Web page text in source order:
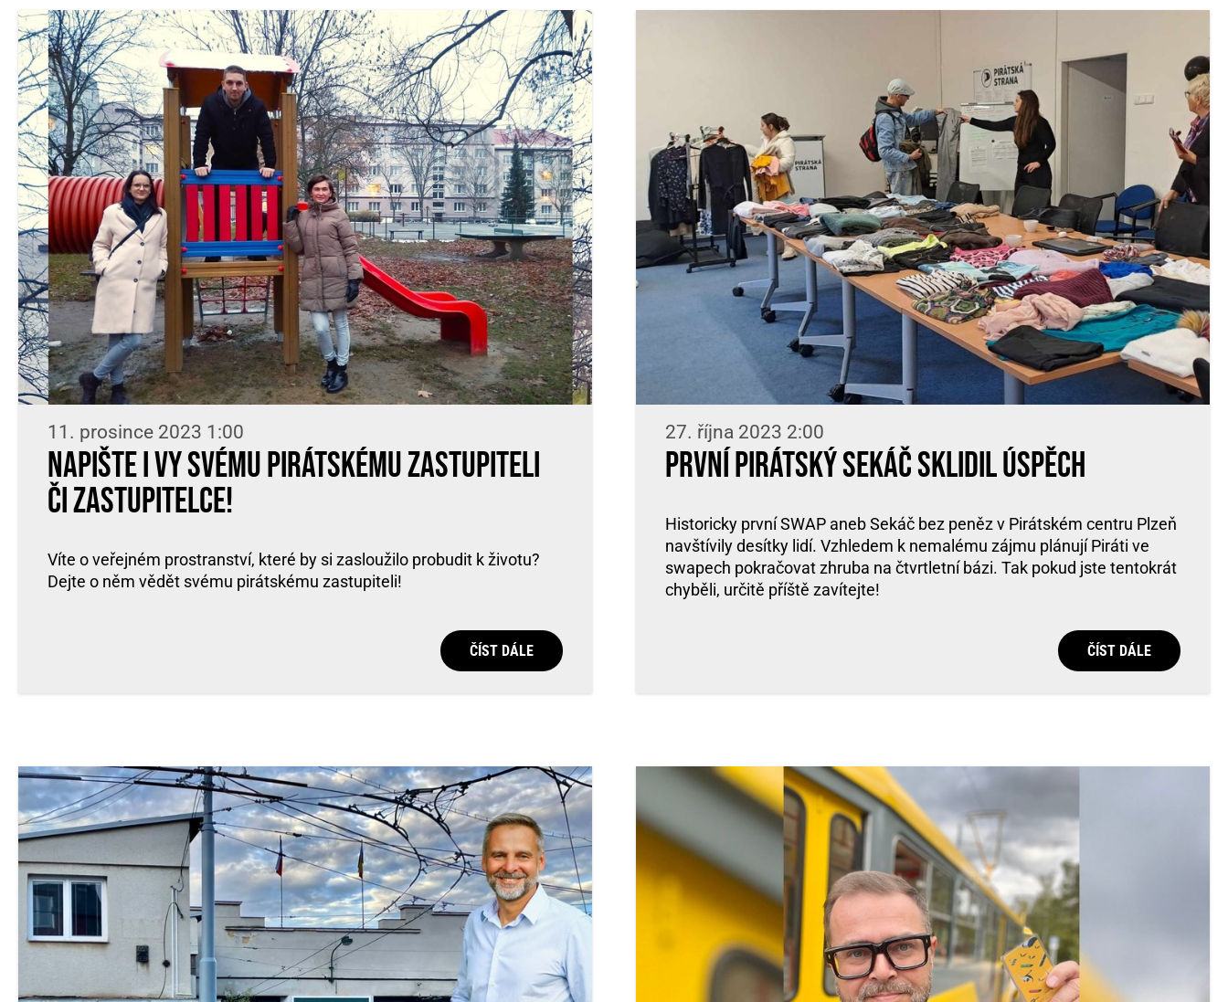
11. prosince 2023 1:00
Napište i vy svému pirátskému zastupiteli
či zastupitelce!
Víte o veřejném prostranství, které by si zasloužilo probudit k životu?
Dejte o něm vědět svému pirátskému zastupiteli!
ČÍST DÁLE
27. října 2023 2:00
První pirátský sekáč sklidil úspěch
Historicky první SWAP aneb Sekáč bez peněz v Pirátském centru Plzeň
navštívily desítky lidí. Vzhledem k nemalému zájmu plánují Piráti ve
swapech pokračovat zhruba na čtvrtletní bázi. Tak pokud jste tentokrát
chyběli, určitě příště zavítejte!
ČÍST DÁLE